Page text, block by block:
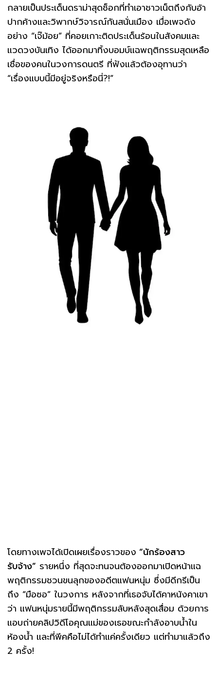
กลายเป็นประเด็นดราม่าสุดช็อกที่ทำเอาชาวเน็ตถึงกับอ้า
ปากค้างและวิพากษ์วิจารณ์กันสนั่นเมือง เมื่อเพจดัง
อย่าง “เจ๊ม้อย” ที่คอยเกาะติดประเด็นร้อนในสังคมและ
แวดวงบันเทิง ได้ออกมาทิ้งบอมบ์แฉพฤติกรรมสุดเหลือ
เชื่อของคนในวงการดนตรี ที่ฟังแล้วต้องอุทานว่า
“เรื่องแบบนี้มีอยู่จริงหรือนี่?!”
โดยทางเพจได้เปิดเผยเรื่องราวของ “นักร้องสาว
รับจ้าง” รายหนึ่ง ที่สุดจะทนจนต้องออกมาเปิดหน้าแฉ
พฤติกรรมชวนขนลุกของอดีตแฟนหนุ่ม ซึ่งมีดีกรีเป็น
ถึง “มือซอ” ในวงการ หลังจากที่เธอจับได้คาหนังคาเขา
ว่า แฟนหนุ่มรายนี้มีพฤติกรรมลับหลังสุดเสื่อม ด้วยการ
แอบถ่ายคลิปวิดีโอคุณแม่ของเธอขณะกำลังอาบน้ำใน
ห้องน้ำ และที่พีคคือไม่ได้ทำแค่ครั้งเดียว แต่ทำมาแล้วถึง
2 ครั้ง!